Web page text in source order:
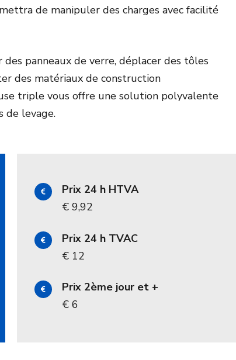
de manipuler des charges avec facilité
panneaux de verre, déplacer des tôles
des matériaux de construction
triple vous offre une solution polyvalente
de levage.
Prix 24 h HTVA
€ 9,92
Prix 24 h TVAC
€ 12
Prix 2ème jour et +
€ 6